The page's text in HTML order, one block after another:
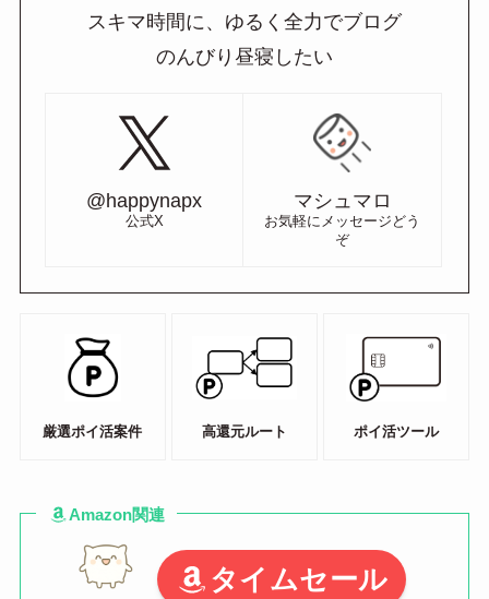
スキマ時間に、ゆるく全力でブログ
のんびり昼寝したい
@happynapx
公式X
マシュマロ
お気軽にメッセージどう
ぞ
厳選ポイ活案件 高還元ルート ポイ活ツール
Amazon関連
タイムセール